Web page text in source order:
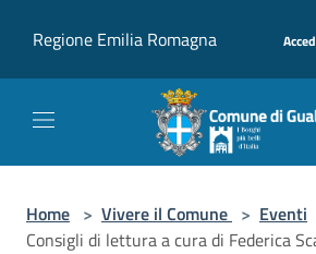
Regione Emilia Romagna
Home > Vivere il Comune > Eventi
Consigli di lettura a cura di Federica